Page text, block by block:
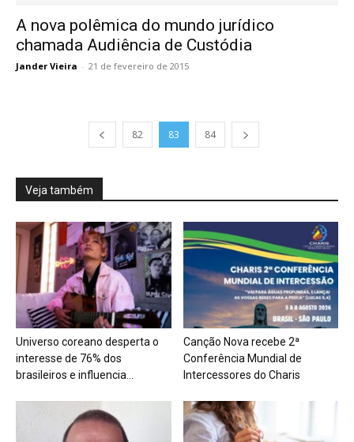
A nova polêmica do mundo jurídico
chamada Audiência de Custódia
Jander Vieira - 21 de fevereiro de 2015
82 83 84
Veja também
Universo coreano desperta o
interesse de 76% dos
brasileiros e influencia...
Canção Nova recebe 2ª
Conferência Mundial de
Intercessores do Charis